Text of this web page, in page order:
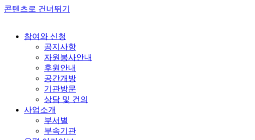
콘텐츠로 건너뛰기
참여와 신청
공지사항
자원봉사안내
후원안내
공간개방
기관방문
상담 및 건의
사업소개
부서별
부속기관